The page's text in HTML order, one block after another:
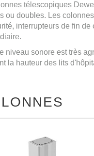
télescopiques
ou doubles. Les
interrupteurs de fin
niveau sonore est très
la hauteur des lits